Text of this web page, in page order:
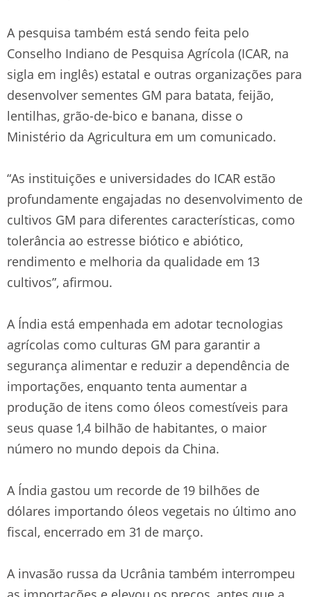
A pesquisa também está sendo feita pelo
Conselho Indiano de Pesquisa Agrícola (ICAR, na
sigla em inglês) estatal e outras organizações para
desenvolver sementes GM para batata, feijão,
lentilhas, grão-de-bico e banana, disse o
Ministério da Agricultura em um comunicado.
“As instituições e universidades do ICAR estão
profundamente engajadas no desenvolvimento de
cultivos GM para diferentes características, como
tolerância ao estresse biótico e abiótico,
rendimento e melhoria da qualidade em 13
cultivos”, afirmou.
A Índia está empenhada em adotar tecnologias
agrícolas como culturas GM para garantir a
segurança alimentar e reduzir a dependência de
importações, enquanto tenta aumentar a
produção de itens como óleos comestíveis para
seus quase 1,4 bilhão de habitantes, o maior
número no mundo depois da China.
A Índia gastou um recorde de 19 bilhões de
dólares importando óleos vegetais no último ano
fiscal, encerrado em 31 de março.
A invasão russa da Ucrânia também interrompeu